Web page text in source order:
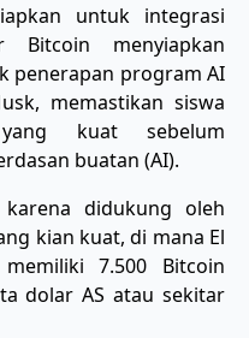
untuk integrasi
Bitcoin menyiapkan
penerapan program AI
memastikan siswa
kuat sebelum
buatan (AI).
didukung oleh
kian kuat, di mana El
7.500 Bitcoin
dolar AS atau sekitar